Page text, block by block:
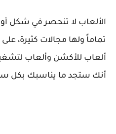
الألعاب لا تنحصر في شكل
تماماً ولها مجالات كثيرة،
ألعاب للأكشن وألعاب
أنك ستجد ما يناسبك بكل